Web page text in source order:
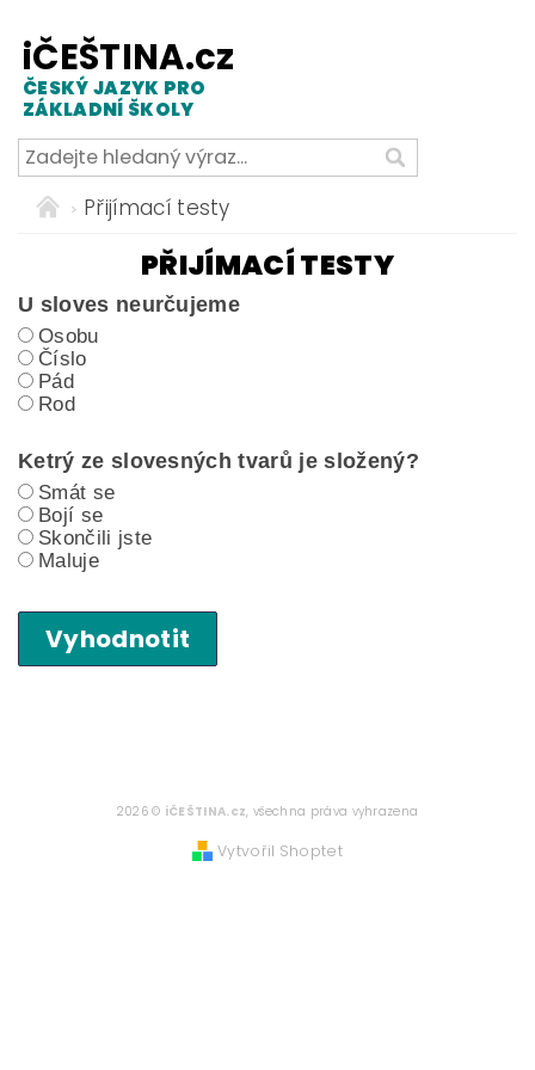
iČEŠTINA.cz
ČESKÝ JAZYK PRO
ZÁKLADNÍ ŠKOLY
Přijímací testy
PŘIJÍMACÍ TESTY
U sloves neurčujeme
Osobu
Číslo
Pád
Rod
Ketrý ze slovesných tvarů je složený?
Smát se
Bojí se
Skončili jste
Maluje
Vyhodnotit
2026 © iČEŠTINA.cz, všechna práva vyhrazena
Vytvořil Shoptet